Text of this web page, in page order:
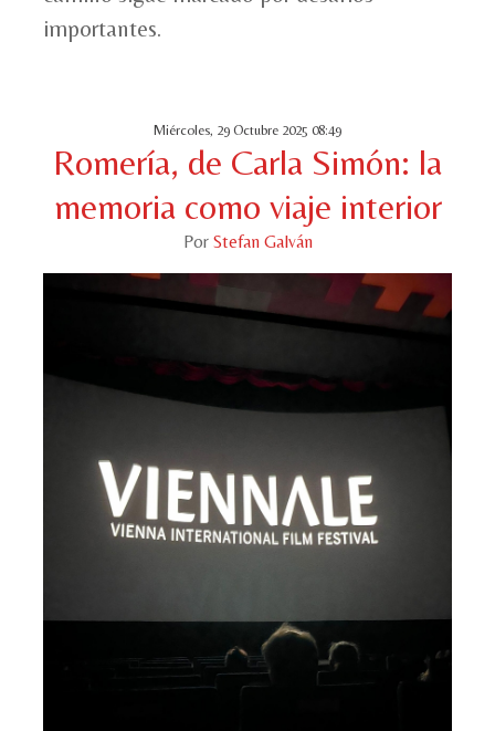
importantes.
Miércoles, 29 Octubre 2025 08:49
Romería, de Carla Simón: la
memoria como viaje interior
Por Stefan Galván